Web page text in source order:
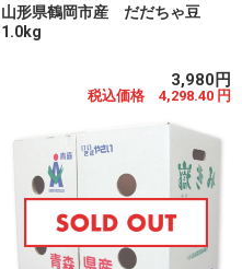
山形県鶴岡市産 だだちゃ豆
1.0kg
3,980円
税込価格 4,298.40 円